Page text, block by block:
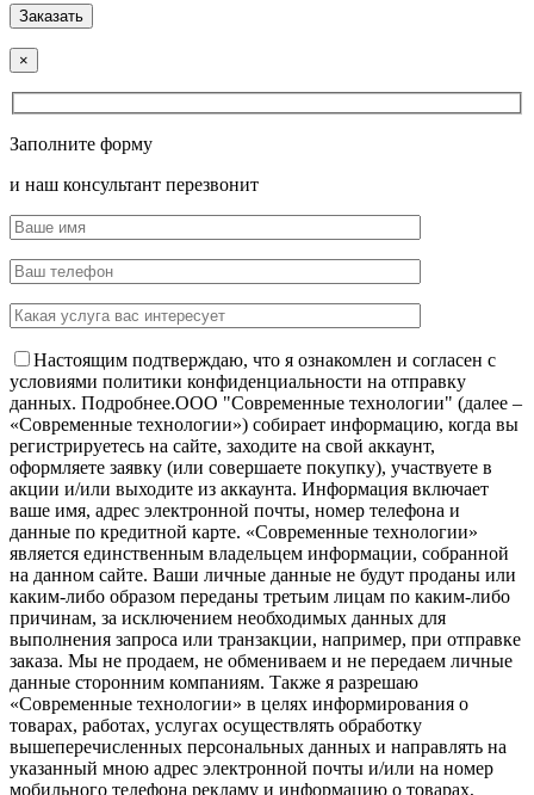
×
Заполните форму
и наш консультант перезвонит
Настоящим подтверждаю, что я ознакомлен и согласен с
условиями политики конфиденциальности на отправку
данных. Подробнее.OOO "Современные технологии" (далее –
«Современные технологии») собирает информацию, когда вы
регистрируетесь на сайте, заходите на свой аккаунт,
оформляете заявку (или совершаете покупку), участвуете в
акции и/или выходите из аккаунта. Информация включает
ваше имя, адрес электронной почты, номер телефона и
данные по кредитной карте. «Современные технологии»
является единственным владельцем информации, собранной
на данном сайте. Ваши личные данные не будут проданы или
каким-либо образом переданы третьим лицам по каким-либо
причинам, за исключением необходимых данных для
выполнения запроса или транзакции, например, при отправке
заказа. Мы не продаем, не обмениваем и не передаем личные
данные сторонним компаниям. Также я разрешаю
«Современные технологии» в целях информирования о
товарах, работах, услугах осуществлять обработку
вышеперечисленных персональных данных и направлять на
указанный мною адрес электронной почты и/или на номер
мобильного телефона рекламу и информацию о товарах,